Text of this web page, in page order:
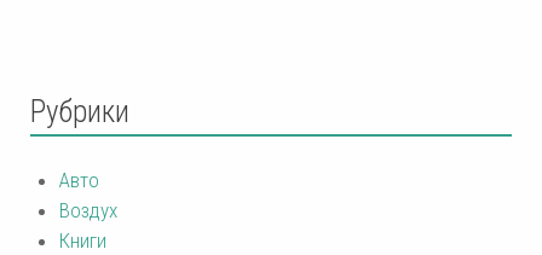
Рубрики
Авто
Воздух
Книги